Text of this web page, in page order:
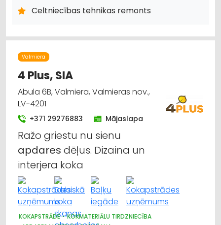
DĀRZA TEHNIKA UN INVENTĀRS
IEKRAUŠANAS UN IZKRAUŠANAS TEHNIKA
DZINĒJI, MOTORI, TO REMONTS
METĀLAPSTRĀDES IEKĀRTAS UN INSTRUMENTI
HIDRAULISKĀS UN PNEIMATISKĀS IERĪCES
LABIEKĀRTOŠANA, APZAĻUMOŠANA
UZKOPŠANAS LĪDZEKĻI UN TEHNIKA, PROFESIONĀLĀ
Celtniecības tehnikas remonts
Valmiera
4 Plus, SIA
Abula 6B, Valmiera, Valmieras nov.,
LV-4201
+371 29276883 Mājaslapa
Ražo griestu nu sienu
apdares dēļus. Dizaina un
interjera koka
KOKAPSTRĀDE
KOKMATERIĀLU TIRDZNIECĪBA